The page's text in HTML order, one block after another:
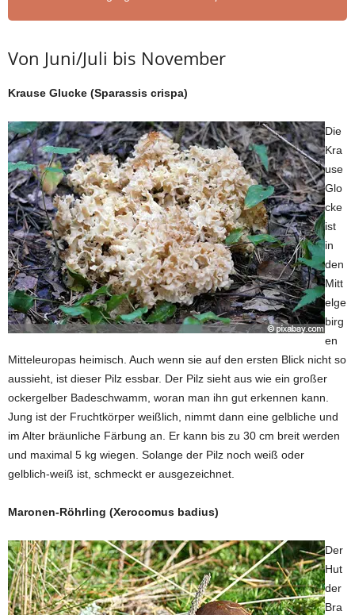
Von Juni/Juli bis November
Krause Glucke (Sparassis crispa)
Die
Kra
use
Glo
cke
ist
in
den
Mitt
elge
birg
en
Mitteleuropas heimisch. Auch wenn sie auf den ersten Blick nicht so
aussieht, ist dieser Pilz essbar. Der Pilz sieht aus wie ein großer
ockergelber Badeschwamm, woran man ihn gut erkennen kann.
Jung ist der Fruchtkörper weißlich, nimmt dann eine gelbliche und
im Alter bräunliche Färbung an. Er kann bis zu 30 cm breit werden
und maximal 5 kg wiegen. Solange der Pilz noch weiß oder
gelblich-weiß ist, schmeckt er ausgezeichnet.
Maronen-Röhrling (Xerocomus badius)
Der
Hut
der
Bra